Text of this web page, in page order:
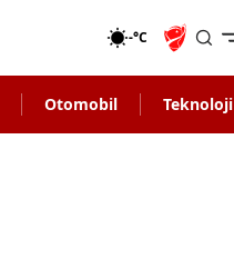
-°C
Otomobil Teknoloji